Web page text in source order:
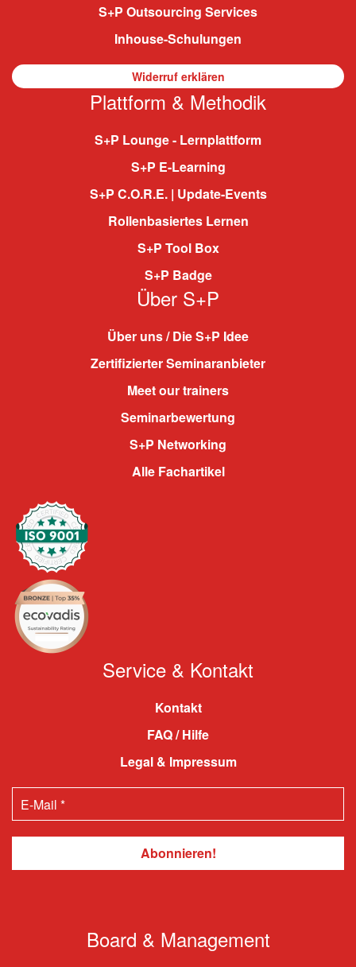
S+P Outsourcing Services
Inhouse-Schulungen
Widerruf erklären
Plattform & Methodik
S+P Lounge - Lernplattform
S+P E-Learning
S+P C.O.R.E. | Update-Events
Rollenbasiertes Lernen
S+P Tool Box
S+P Badge
Über S+P
Über uns / Die S+P Idee
Zertifizierter Seminaranbieter
Meet our trainers
Seminarbewertung
S+P Networking
Alle Fachartikel
Service & Kontakt
Kontakt
FAQ / Hilfe
Legal & Impressum
Board & Management